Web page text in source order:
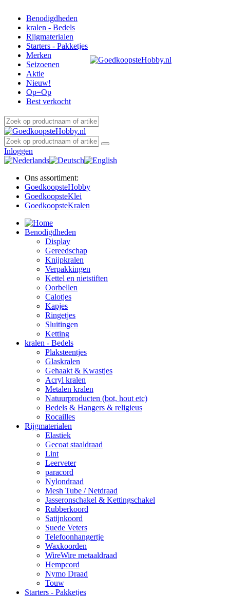
Benodigdheden
kralen - Bedels
Rijgmaterialen
Starters - Pakketjes
Merken
Seizoenen
Aktie
Nieuw!
Op=Op
Best verkocht
Inloggen
Ons assortiment:
GoedkoopsteHobby
GoedkoopsteKlei
GoedkoopsteKralen
Benodigdheden
Display
Gereedschap
Knijpkralen
Verpakkingen
Kettel en nietstiften
Oorbellen
Calotjes
Kapjes
Ringetjes
Sluitingen
Ketting
kralen - Bedels
Plaksteentjes
Glaskralen
Gehaakt & Kwastjes
Acryl kralen
Metalen kralen
Natuurproducten (bot, hout etc)
Bedels & Hangers & religieus
Rocailles
Rijgmaterialen
Elastiek
Gecoat staaldraad
Lint
Leerveter
paracord
Nylondraad
Mesh Tube / Netdraad
Jasseronschakel & Kettingschakel
Rubberkoord
Satijnkoord
Suede Veters
Telefoonhangertje
Waxkoorden
WireWire metaaldraad
Hempcord
Nymo Draad
Touw
Starters - Pakketjes